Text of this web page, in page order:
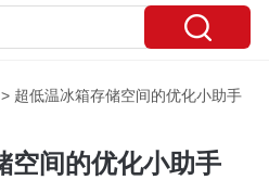
> 超低温冰箱存储空间的优化小助手
空间的优化小助手